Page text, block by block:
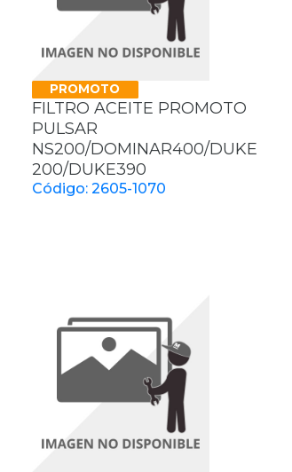
PROMOTO
FILTRO ACEITE PROMOTO
PULSAR
NS200/DOMINAR400/DUKE
200/DUKE390
Código: 2605-1070